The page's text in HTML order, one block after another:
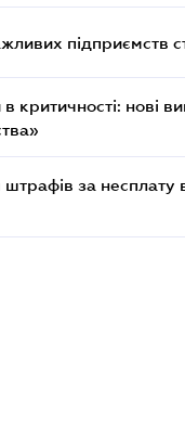
підприємств
критичності: нові
за несплату